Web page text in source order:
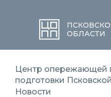
ОБЛАСТИ
Центр опережающей
подготовки
Новости